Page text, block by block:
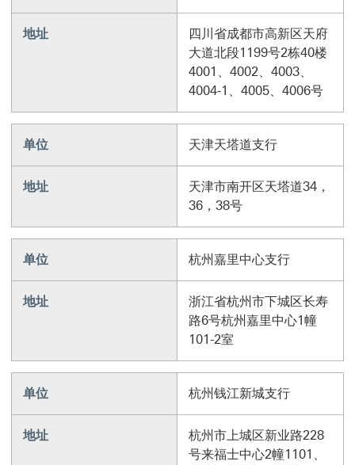
地址
四川省成都市高新区天府
大道北段1199号2栋40楼
4001、4002、4003、
4004-1、4005、4006号
单位 天津天塔道支行
地址
天津市南开区天塔道34，
36，38号
单位 杭州嘉里中心支行
地址
浙江省杭州市下城区长寿
路6号杭州嘉里中心1幢
101-2室
单位 杭州钱江新城支行
地址
杭州市上城区新业路228
号来福士中心2幢1101、